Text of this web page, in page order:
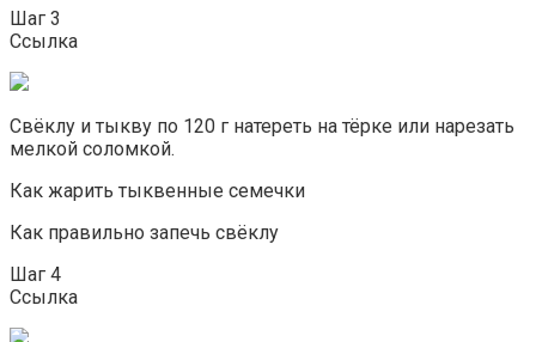
Шаг 3
Ссылка
Свёклу и тыкву по 120 г натереть на тёрке или нарезать
мелкой соломкой.
Как жарить тыквенные семечки
Как правильно запечь свёклу
Шаг 4
Ссылка